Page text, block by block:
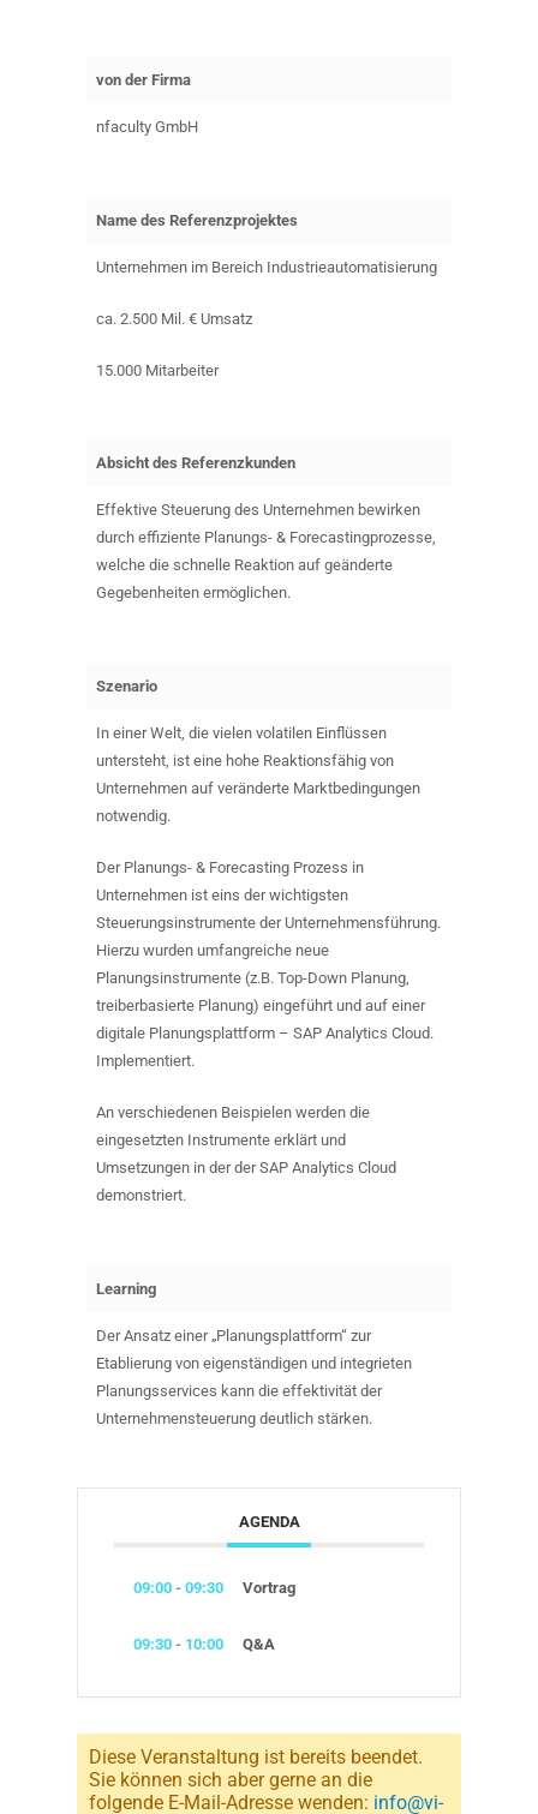
von der Firma
nfaculty GmbH
Name des Referenzprojektes
Unternehmen im Bereich Industrieautomatisierung
ca. 2.500 Mil. € Umsatz
15.000 Mitarbeiter
Absicht des Referenzkunden
Effektive Steuerung des Unternehmen bewirken
durch effiziente Planungs- & Forecastingprozesse,
welche die schnelle Reaktion auf geänderte
Gegebenheiten ermöglichen.
Szenario
In einer Welt, die vielen volatilen Einflüssen
untersteht, ist eine hohe Reaktionsfähig von
Unternehmen auf veränderte Marktbedingungen
notwendig.
Der Planungs- & Forecasting Prozess in
Unternehmen ist eins der wichtigsten
Steuerungsinstrumente der Unternehmensführung.
Hierzu wurden umfangreiche neue
Planungsinstrumente (z.B. Top-Down Planung,
treiberbasierte Planung) eingeführt und auf einer
digitale Planungsplattform – SAP Analytics Cloud.
Implementiert.
An verschiedenen Beispielen werden die
eingesetzten Instrumente erklärt und
Umsetzungen in der der SAP Analytics Cloud
demonstriert.
Learning
Der Ansatz einer „Planungsplattform“ zur
Etablierung von eigenständigen und integrieten
Planungsservices kann die effektivität der
Unternehmensteuerung deutlich stärken.
AGENDA
09:00 - 09:30 Vortrag
09:30 - 10:00 Q&A
Diese Veranstaltung ist bereits beendet.
Sie können sich aber gerne an die
folgende E-Mail-Adresse wenden: info@vi-